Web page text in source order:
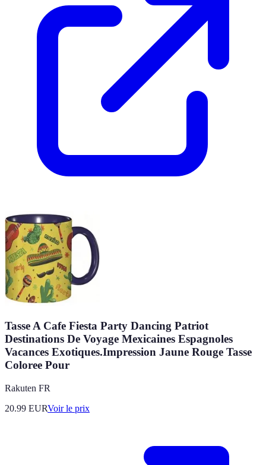
Tasse A Cafe Fiesta Party Dancing Patriot
Destinations De Voyage Mexicaines Espagnoles
Vacances Exotiques.Impression Jaune Rouge Tasse
Coloree Pour
Rakuten FR
20.99 EURVoir le prix